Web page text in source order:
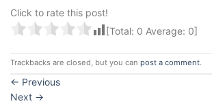
Click to rate this post!
[Total: 0 Average: 0]
Trackbacks are closed, but you can post a comment.
← Previous
Next →